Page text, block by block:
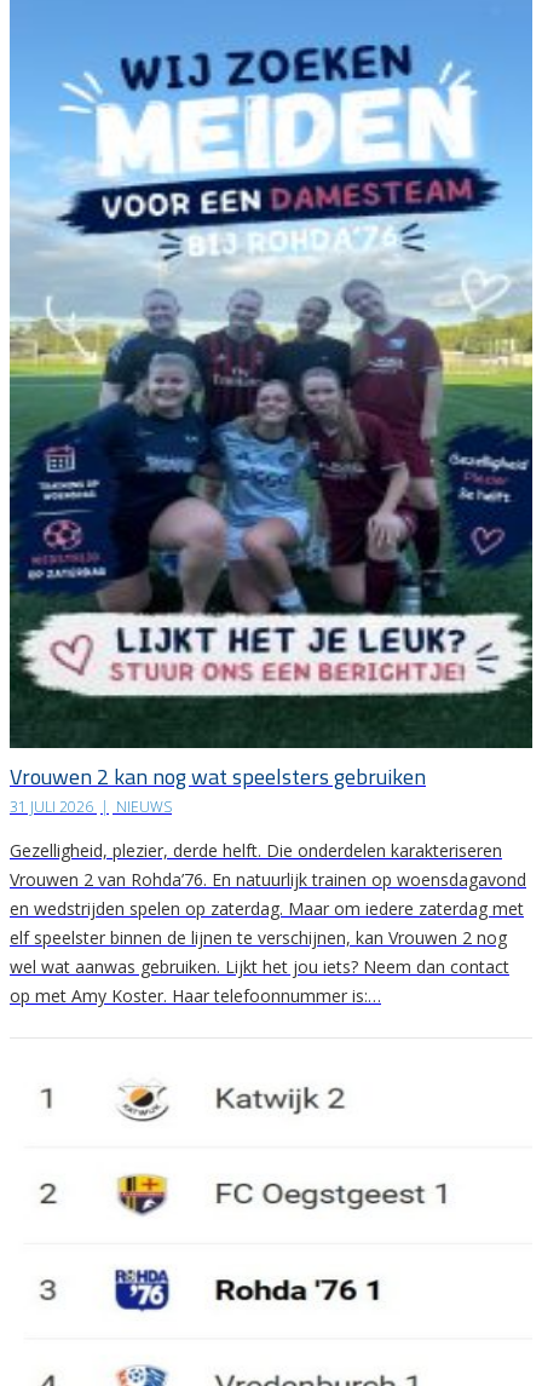
Vrouwen 2 kan nog wat speelsters gebruiken
31 JULI 2026 | NIEUWS
Gezelligheid, plezier, derde helft. Die onderdelen karakteriseren
Vrouwen 2 van Rohda’76. En natuurlijk trainen op woensdagavond
en wedstrijden spelen op zaterdag. Maar om iedere zaterdag met
elf speelster binnen de lijnen te verschijnen, kan Vrouwen 2 nog
wel wat aanwas gebruiken. Lijkt het jou iets? Neem dan contact
op met Amy Koster. Haar telefoonnummer is:…